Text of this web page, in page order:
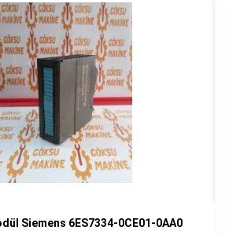
Siemens 6ES7334-0CE01-0AA0